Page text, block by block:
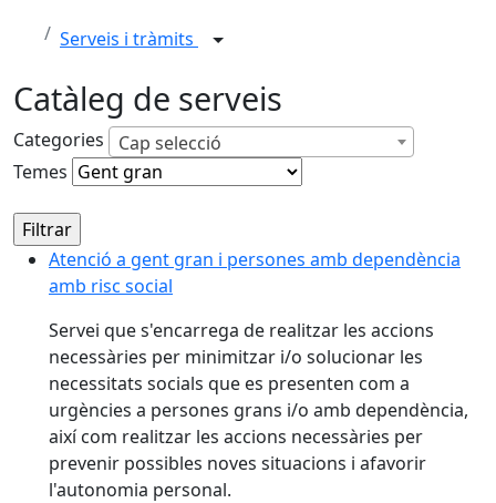
Serveis i tràmits
Catàleg de serveis
Categories
Cap selecció
Temes
Atenció a gent gran i persones amb dependència
amb risc social
Servei que s'encarrega de realitzar les accions
necessàries per minimitzar i/o solucionar les
necessitats socials que es presenten com a
urgències a persones grans i/o amb dependència,
així com realitzar les accions necessàries per
prevenir possibles noves situacions i afavorir
l'autonomia personal.